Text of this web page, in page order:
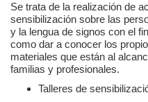
Se trata de la realización de
sensibilización sobre las
y la lengua de signos con el
como dar a conocer los
materiales que están al
familias y profesionales.
Talleres de